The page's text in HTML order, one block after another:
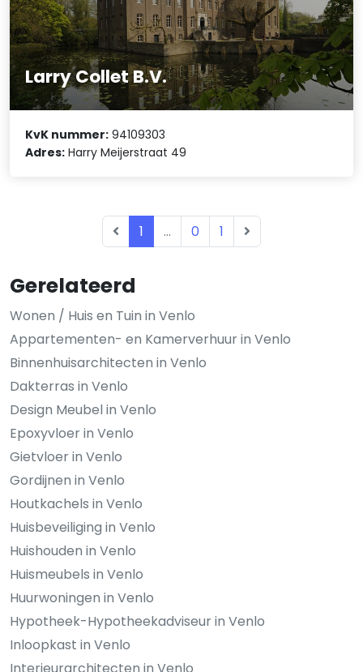
Gerelateerd
Wonen / Huis en Tuin in Venlo
Appartementen- en Kamerverhuur in Venlo
Binnenhuisarchitecten in Venlo
Dakterras in Venlo
Design Meubel in Venlo
Epoxyvloer in Venlo
Gietvloer in Venlo
Gordijnen in Venlo
Houtkachels in Venlo
Huisbeveiliging in Venlo
Huishouden in Venlo
Huismeubels in Venlo
Huurwoningen in Venlo
Hypotheek-Hypotheekadviseur in Venlo
Inloopkast in Venlo
Larry Collet B.V.
KvK nummer: 94109303
Adres: Harry Meijerstraat 49
1 ... 0 1